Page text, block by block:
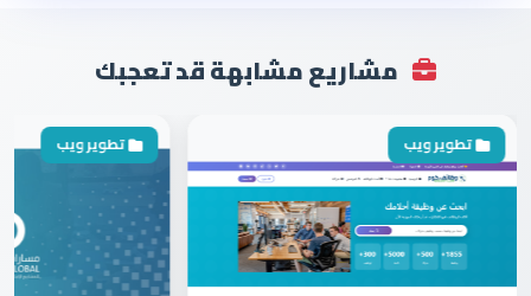
مشاريع مشابهة قد تعجبك
تطوير ويب تطوير ويب